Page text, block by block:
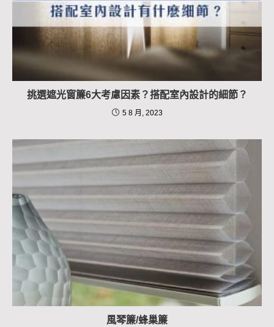
挑選遮光窗簾6大考慮因素？搭配室內設計的細節？
5 8 月, 2023
風琴簾/蜂巢簾